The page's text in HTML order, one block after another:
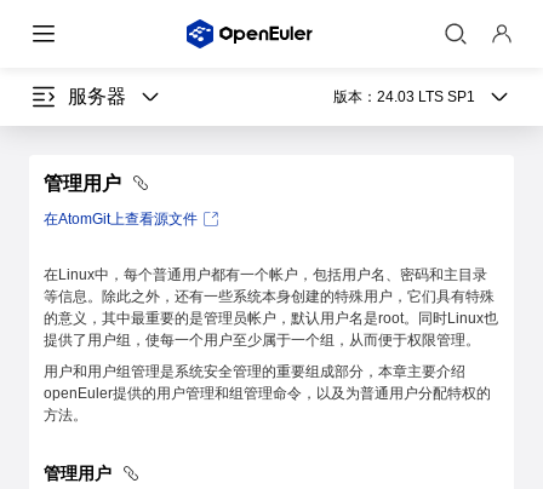
服务器 版本： 24.03 LTS SP1
管理用户
在AtomGit上查看源文件
在Linux中，每个普通用户都有一个帐户，包括用户名、密码和主目录
等信息。除此之外，还有一些系统本身创建的特殊用户，它们具有特殊
的意义，其中最重要的是管理员帐户，默认用户名是root。同时Linux也
提供了用户组，使每一个用户至少属于一个组，从而便于权限管理。
用户和用户组管理是系统安全管理的重要组成部分，本章主要介绍
openEuler提供的用户管理和组管理命令，以及为普通用户分配特权的
方法。
管理用户